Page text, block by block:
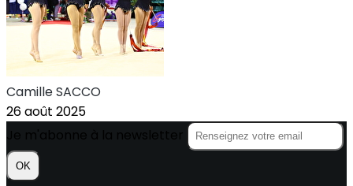
Camille SACCO
26 août 2025
OK